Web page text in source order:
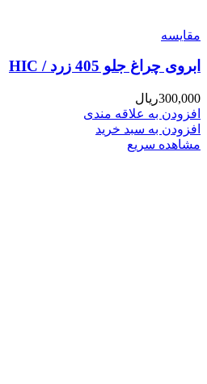
مقایسه
ابروی چراغ جلو 405 زرد / HIC
300,000ریال
افزودن به علاقه مندی
افزودن به سبد خرید
مشاهده سریع